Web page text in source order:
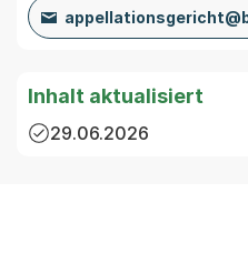
Inhalt aktualisiert
29.06.2026